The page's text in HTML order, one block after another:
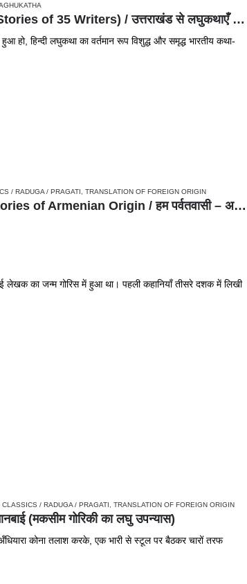
Uttarakhand se Laghukathayein (78 Short Stories of 35 Writers) / उत्तराखंड से लघुकथाएँ (35 लेखकों की 78 लघुकथाएँ)
हो, हिन्दी लघुकथा का वर्तमान रूप विशुद्ध और समृद्ध भारतीय कथा-
/ RADUGA / PRAGATI, TRANSLATION OF FOREIGN ORIGIN
Hum Parwatwasi – Collection of Ninteen Stories of Armenian Origin / हम पर्वतवासी – अरमेनियाई भाषा की उन्‍नीस कहानियाँ
का जन्म गोरिस में हुआ था। पहली कहानियाँ तीसरे दशक में लिखी
CLASSICS / RADUGA / PRAGATI TRANSLATION OF FOREIGN ORIGIN
(मकसीम गोरिकी का लघु उपन्यास)
कोना तलाश करके, एक भारी से स्टूल पर बैठकर चारों तरफ